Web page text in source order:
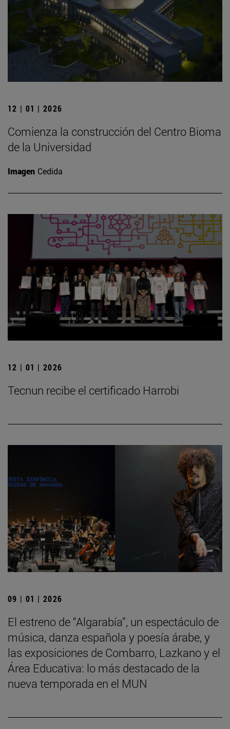
12 | 01 | 2026
Comienza la construcción del Centro Bioma
de la Universidad
Imagen Cedida
12 | 01 | 2026
Tecnun recibe el certificado Harrobi
09 | 01 | 2026
El estreno de “Algarabía”, un espectáculo de
música, danza española y poesía árabe, y
las exposiciones de Combarro, Lazkano y el
Área Educativa: lo más destacado de la
nueva temporada en el MUN